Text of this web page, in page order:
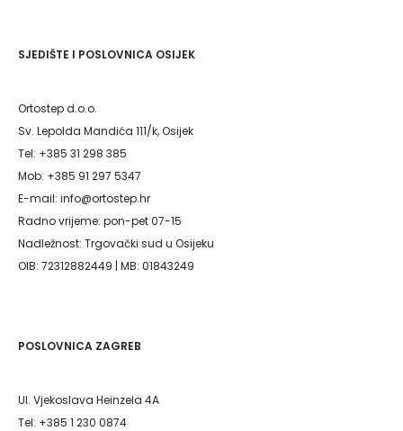
SJEDIŠTE I POSLOVNICA OSIJEK
Ortostep d.o.o.
Sv. Lepolda Mandića 111/k, Osijek
Tel: +385 31 298 385
Mob: +385 91 297 5347
E-mail: info@ortostep.hr
Radno vrijeme: pon-pet 07-15
Nadležnost: Trgovački sud u Osijeku
OIB: 72312882449 | MB: 01843249
POSLOVNICA ZAGREB
Ul. Vjekoslava Heinzela 4A
Tel: +385 1 230 0874